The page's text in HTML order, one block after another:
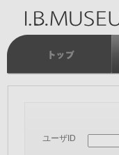
ユーザID